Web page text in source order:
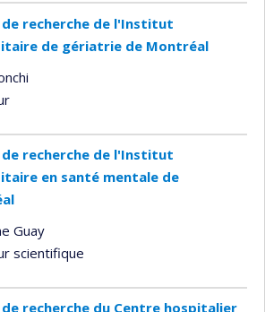
recherche de l'Institut
de gériatrie de Montréal
recherche de l'Institut
en santé mentale de
Guay
scientifique
recherche du Centre hospitalier